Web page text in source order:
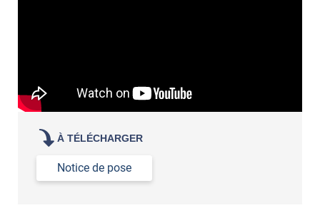
À TÉLÉCHARGER
Notice de pose